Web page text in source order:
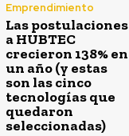
Emprendimiento
Las postulaciones
a HUBTEC
crecieron 138% en
un año (y estas
son las cinco
tecnologías que
quedaron
seleccionadas)